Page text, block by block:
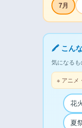
7月
🖍 こん
気になるも
※ アニメ
花
夏